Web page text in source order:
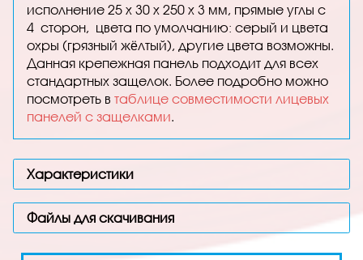
исполнение 25 х 30 x 250 x 3 мм, прямые углы с
4 сторон, цвета по умолчанию: серый и цвета
охры (грязный жёлтый), другие цвета возможны.
Данная крепежная панель подходит для всех
стандартных защелок. Более подробно можно
посмотреть в таблице совместимости лицевых
панелей с защелками
Характеристики
Файлы для скачивания